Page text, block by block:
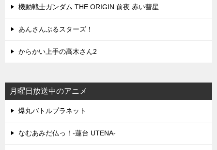
機動戦士ガンダム THE ORIGIN 前夜 赤い彗星
あんさんぶるスターズ！
からかい上手の高木さん2
月曜日放送中のアニメ
爆丸バトルプラネット
なむあみだ仏っ！-蓮台 UTENA-